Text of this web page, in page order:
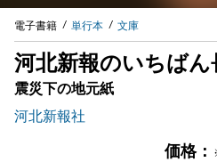
電子書籍 単行本 文庫
河北新報のいちばん
震災下の地元紙
河北新報社
価格：